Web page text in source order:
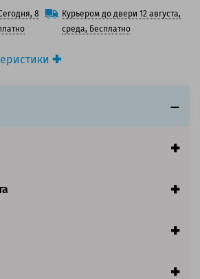
лазерный
формата А4 при 5%
8
Курьером до двери 12 августа,
среда, Бесплатно